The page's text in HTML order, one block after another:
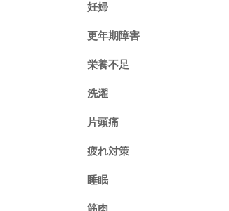
妊婦
更年期障害
栄養不足
洗濯
片頭痛
疲れ対策
睡眠